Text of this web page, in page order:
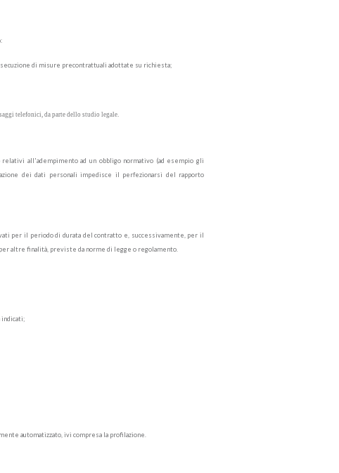
di misure precontrattuali adottate su richiesta;
telefonici, da parte dello studio legale.
all'adempimento ad un obbligo normativo (ad esempio gli
dei dati personali impedisce il perfezionarsi del rapporto
per il periodo di durata del contratto e, successivamente, per il
altre finalità, previste da norme di legge o regolamento.
indicati;
automatizzato, ivi compresa la profilazione.